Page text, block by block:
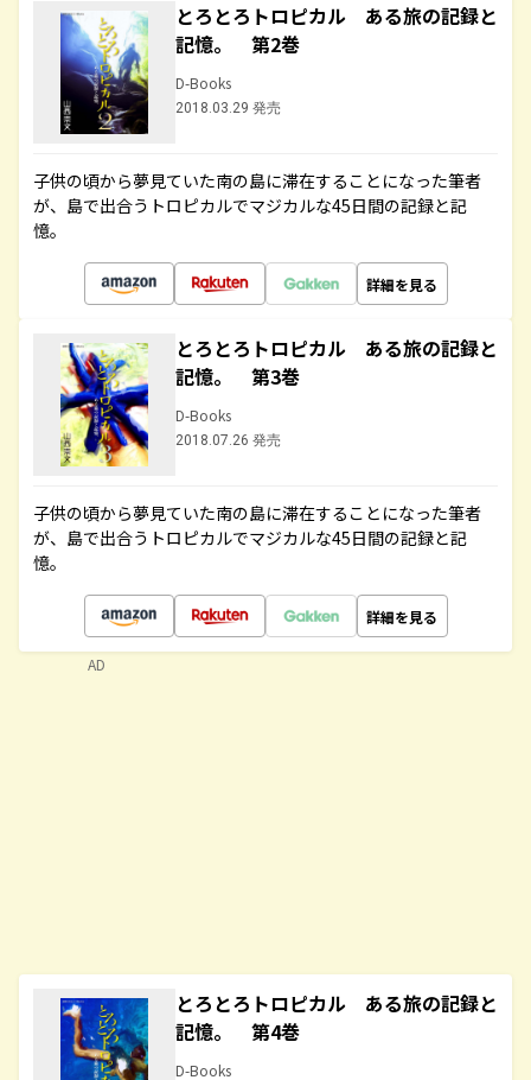
とろとろトロピカル ある旅の記録と
記憶。 第2巻
D-Books
2018.03.29 発売
子供の頃から夢見ていた南の島に滞在することになった筆者
が、島で出合うトロピカルでマジカルな45日間の記録と記
憶。
詳細を見る
とろとろトロピカル ある旅の記録と
記憶。 第3巻
D-Books
2018.07.26 発売
子供の頃から夢見ていた南の島に滞在することになった筆者
が、島で出合うトロピカルでマジカルな45日間の記録と記
憶。
詳細を見る
とろとろトロピカル ある旅の記録と
記憶。 第4巻
D-Books
AD